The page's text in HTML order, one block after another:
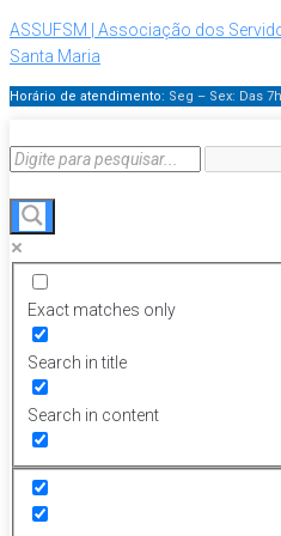
ASSUFSM | Associação dos
Santa Maria
Horário de atendimento: Seg – Sex: Das
Exact matches only
Search in title
Search in content